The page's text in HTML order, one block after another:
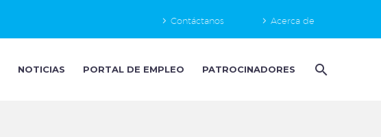
Contáctanos Acerca de
NOTICIAS PORTAL DE EMPLEO PATROCINADORES